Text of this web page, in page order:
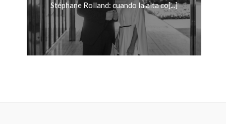
Stéphane Rolland: cuando la alta co[...]